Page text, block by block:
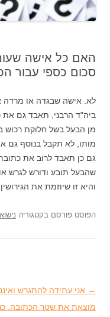
האם כל אישה
סכום כספי עבור
לא. אישה שבגדה או מרדה
ביה"ד הרבני, תאבד גם את
מן הבעל בשל חלוקת רכוש
מותו, לא תקבל בנוסף גם
גם כן תאבד לרוב את
שהבעל תובע ודורש לגרש
והיא זו שיוזמת את הגירושין.
הפוסט פורסם בקטגוריה
ניווט בפוסטים
→ אני עתידה להתגרש
מוצאת את שטר הכתובה.